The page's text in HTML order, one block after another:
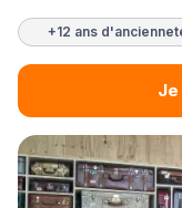
+12 ans